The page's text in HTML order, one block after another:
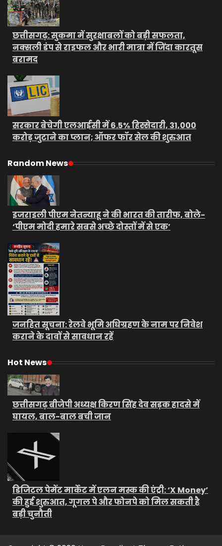
छत्तीसगढ़: सुकमा में सुरक्षाबलों को बड़ी सफलता,
नक्सली डंप से राइफल और भारी मात्रा में जिंदा कारतूस
बरामद
सरकार बेचेगी एलआईसी में 6.5% हिस्सेदारी, 31,000
करोड़ जुटाने का प्लान; ऑफर फॉर सेल की शुरुआत
Random News
इजराइली पीएम नेतन्याहू ने की भारत की तारीफ, बोले-
‘पीएम मोदी हमारे सबसे अच्छे दोस्तों में से एक’
जनहित सूचना: रेलवे भूमि अधिग्रहण के नाम पर निवेश
कराने के दावों से सावधान रहें
Hot News
छत्तीसगढ़ बीजेपी अध्यक्ष किरण सिंह देव सड़क हादसे में
घायल, बाल-बाल बची जान
डिजिटल पेमेंट मार्केट में एलन मस्क की एंट्री: ‘X Money’
की हुई शुरुआत, गूगल पे और फोनपे को मिल सकती है
बड़ी चुनौती